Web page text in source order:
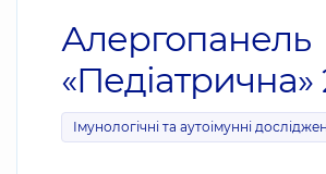
Алергопанель
«Педіатрична»
Імунологічні та аутоімунні